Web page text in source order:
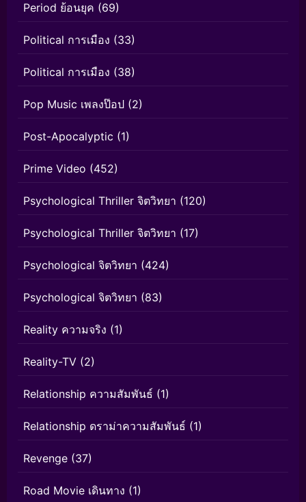
Period ย้อนยุค (69)
Political การเมือง (33)
Political การเมือง (38)
Pop Music เพลงป๊อป (2)
Post-Apocalyptic (1)
Prime Video (452)
Psychological Thriller จิตวิทยา (120)
Psychological Thriller จิตวิทยา (17)
Psychological จิตวิทยา (424)
Psychological จิตวิทยา (83)
Reality ความจริง (1)
Reality-TV (2)
Relationship ความสัมพันธ์ (1)
Relationship ดราม่าความสัมพันธ์ (1)
Revenge (37)
Road Movie เดินทาง (1)